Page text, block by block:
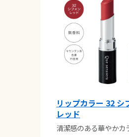
リップカラー 32 シ
レッド
清潔感のある華やかカ